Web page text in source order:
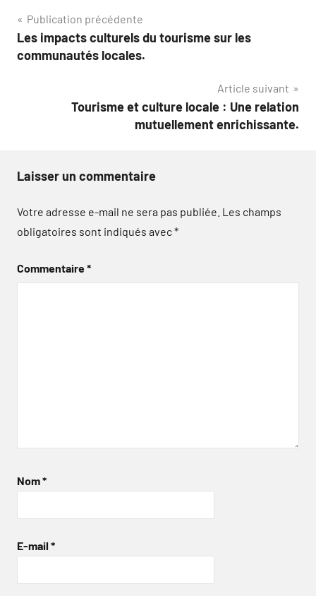
Navigation
de
Publication précédente
Les impacts culturels du tourisme sur les
communautés locales.
Article suivant
Tourisme et culture locale : Une relation
mutuellement enrichissante.
Laisser un commentaire
Votre adresse e-mail ne sera pas publiée. Les champs
obligatoires sont indiqués avec*
Commentaire*
Nom*
E-mail *